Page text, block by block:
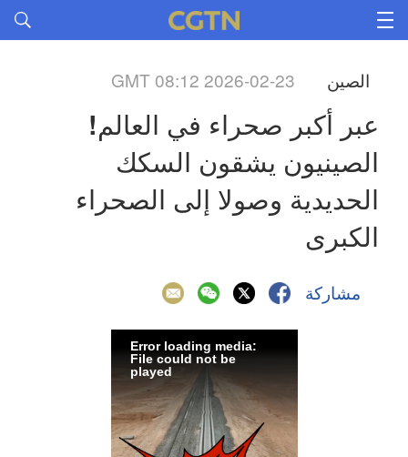
الصين GMT 08:12 2026-02-23
الكبرى
مشاركة
Error loading media:
File could not be
played